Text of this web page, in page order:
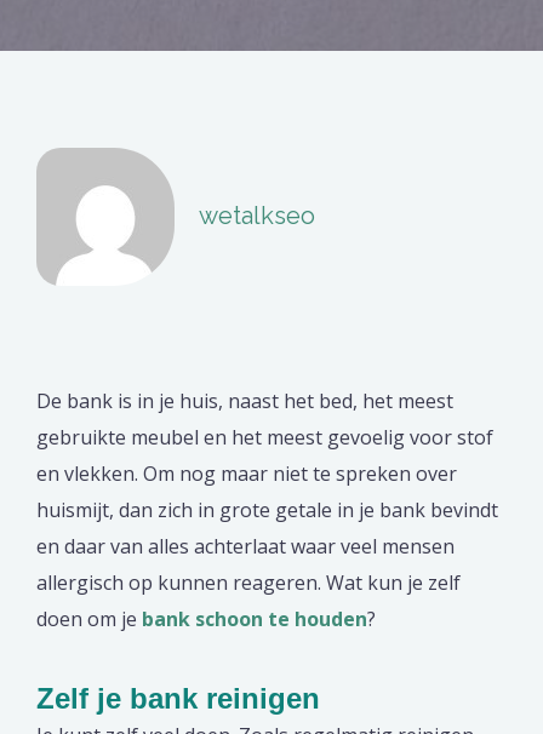
wetalkseo
De bank is in je huis, naast het bed, het meest
gebruikte meubel en het meest gevoelig voor stof
en vlekken. Om nog maar niet te spreken over
huismijt, dan zich in grote getale in je bank bevindt
en daar van alles achterlaat waar veel mensen
allergisch op kunnen reageren. Wat kun je zelf
doen om je bank schoon te houden?
Zelf je bank reinigen